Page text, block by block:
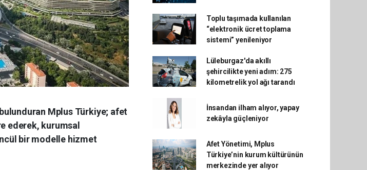
Mplus Türkiye; afet
ederek, kurumsal
bir modelle hizmet
Toplu taşımada kullanılan
“elektronik ücret toplama
sistemi” yenileniyor
Lüleburgaz'da akıllı
şehircilikte yeni adım: 275
kilometrelik yol ağı tarandı
İnsandan ilham alıyor, yapay
zekâyla güçleniyor
Afet Yönetimi, Mplus
Türkiye’nin kurum kültürünün
merkezinde yer alıyor